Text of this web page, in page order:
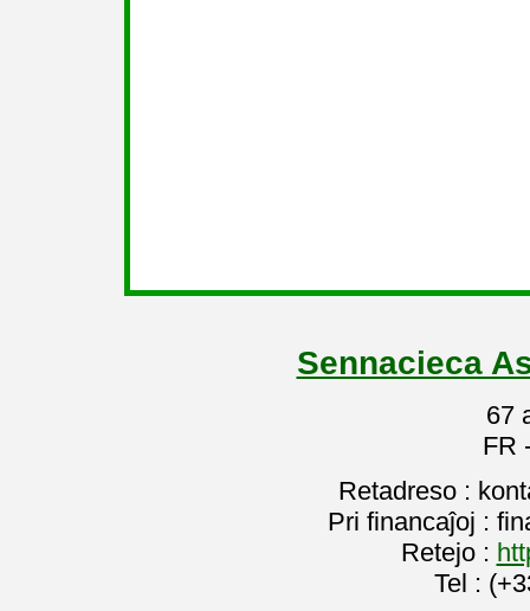
Sennacieca
67
FR
Retadreso :
Pri financaĵoj :
Retejo :
Tel :